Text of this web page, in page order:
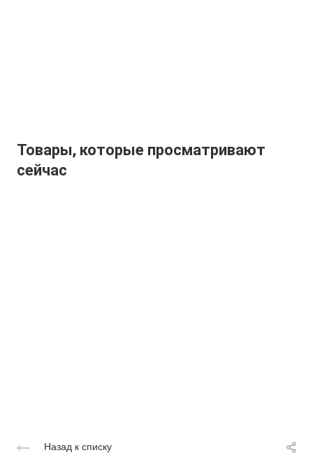
Товары, которые просматривают
сейчас
Назад к списку